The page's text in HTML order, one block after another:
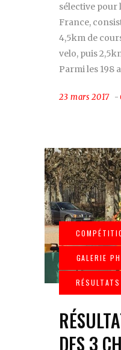
sélective pour
France,
4,5km de
velo, puis
Parmi les 198
23 mars 2017
DES 3